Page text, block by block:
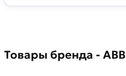
Товары бренда - ABB